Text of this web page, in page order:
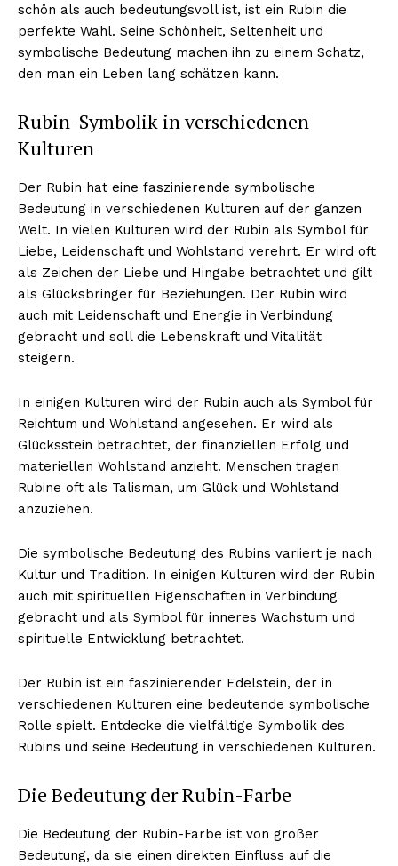
schön als auch bedeutungsvoll ist, ist ein Rubin die
perfekte Wahl. Seine Schönheit, Seltenheit und
symbolische Bedeutung machen ihn zu einem Schatz,
den man ein Leben lang schätzen kann.
Rubin-Symbolik in verschiedenen
Kulturen
Der Rubin hat eine faszinierende symbolische
Bedeutung in verschiedenen Kulturen auf der ganzen
Welt. In vielen Kulturen wird der Rubin als Symbol für
Liebe, Leidenschaft und Wohlstand verehrt. Er wird oft
als Zeichen der Liebe und Hingabe betrachtet und gilt
als Glücksbringer für Beziehungen. Der Rubin wird
auch mit Leidenschaft und Energie in Verbindung
gebracht und soll die Lebenskraft und Vitalität
steigern.
In einigen Kulturen wird der Rubin auch als Symbol für
Reichtum und Wohlstand angesehen. Er wird als
Glücksstein betrachtet, der finanziellen Erfolg und
materiellen Wohlstand anzieht. Menschen tragen
Rubine oft als Talisman, um Glück und Wohlstand
anzuziehen.
Die symbolische Bedeutung des Rubins variiert je nach
Kultur und Tradition. In einigen Kulturen wird der Rubin
auch mit spirituellen Eigenschaften in Verbindung
gebracht und als Symbol für inneres Wachstum und
spirituelle Entwicklung betrachtet.
Der Rubin ist ein faszinierender Edelstein, der in
verschiedenen Kulturen eine bedeutende symbolische
Rolle spielt. Entdecke die vielfältige Symbolik des
Rubins und seine Bedeutung in verschiedenen Kulturen.
Die Bedeutung der Rubin-Farbe
Die Bedeutung der Rubin-Farbe ist von großer
Bedeutung, da sie einen direkten Einfluss auf die